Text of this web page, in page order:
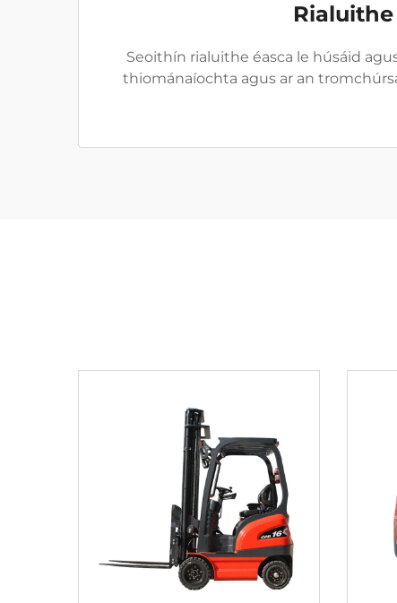
Seoithín rialuithe éasca le húsáid
thiománaíochta agus ar an